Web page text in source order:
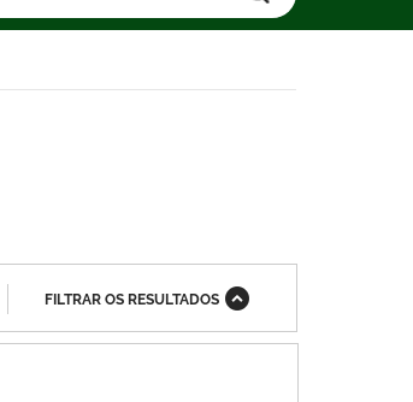
FILTRAR OS RESULTADOS